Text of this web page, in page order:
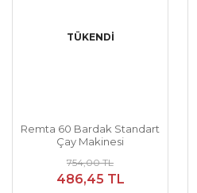
TÜKENDİ
Remta 60 Bardak Standart
Çay Makinesi
754,00 TL
486,45 TL